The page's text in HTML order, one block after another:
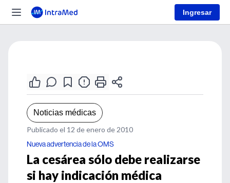
Ingresar
Noticias médicas
Publicado el 12 de enero de 2010
Nueva advertencia de la OMS
La cesárea sólo debe realizarse
si hay indicación médica